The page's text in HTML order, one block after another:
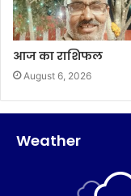
आज का राशिफल
August 6, 2026
Weather